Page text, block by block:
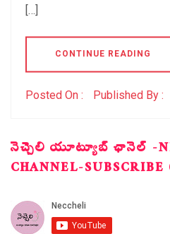
[…]
CONTINUE READING
Posted On : Published By :
నెచ్చెలి యూట్యూబ్ ఛానెల్ -
CHANNEL-